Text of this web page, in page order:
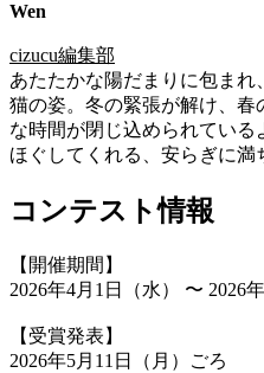
Wen
cizucu編集部
あたたかな陽だまりに包ま
猫の姿。冬の緊張が解け、
な時間が閉じ込められている
ほぐしてくれる、安らぎに満
コンテスト情報
【開催期間】
2026年4月1日（水） 〜 2026
【受賞発表】
2026年5月11日（月）ごろ